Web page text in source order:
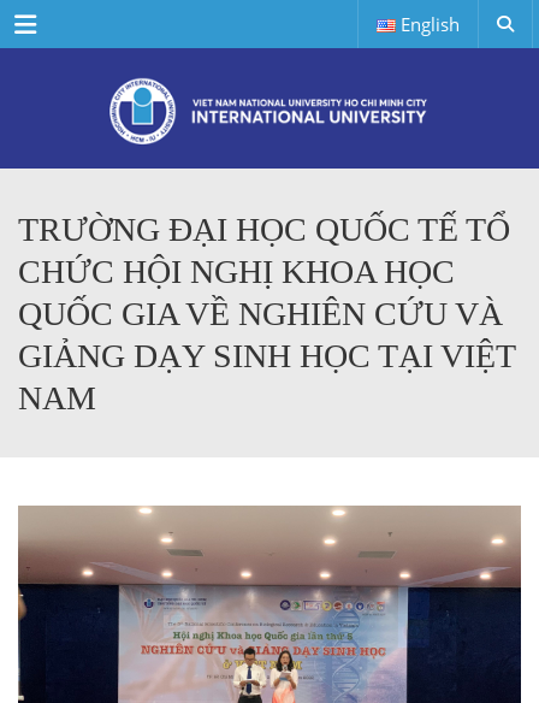
Menu English
TRƯỜNG ĐẠI HỌC QUỐC TẾ TỔ
CHỨC HỘI NGHỊ KHOA HỌC
QUỐC GIA VỀ NGHIÊN CỨU VÀ
GIẢNG DẠY SINH HỌC TẠI VIỆT
NAM